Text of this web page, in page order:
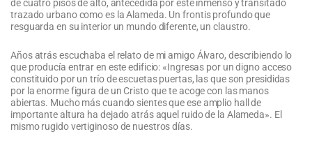
de cuatro pisos de alto, antecedida por este inmenso y transitado
trazado urbano como es la Alameda. Un frontis profundo que
resguarda en su interior un mundo diferente, un claustro.
Años atrás escuchaba el relato de mi amigo Álvaro, describiendo lo
que producía entrar en este edificio: «Ingresas por un digno acceso
constituido por un trío de escuetas puertas, las que son presididas
por la enorme figura de un Cristo que te acoge con las manos
abiertas. Mucho más cuando sientes que ese amplio hall de
importante altura ha dejado atrás aquel ruido de la Alameda». El
mismo rugido vertiginoso de nuestros días.